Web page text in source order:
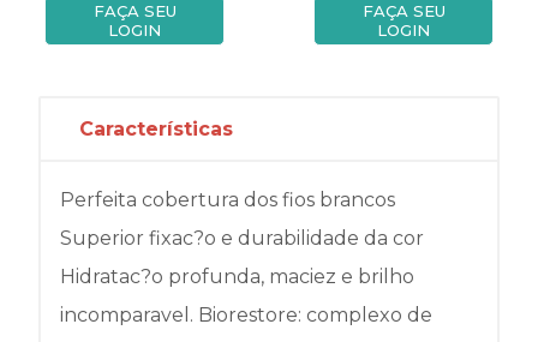
FAÇA SEU
LOGIN
FAÇA SEU
LOGIN
Características
Perfeita cobertura dos fios brancos
Superior fixac?o e durabilidade da cor
Hidratac?o profunda, maciez e brilho
incomparavel. Biorestore: complexo de